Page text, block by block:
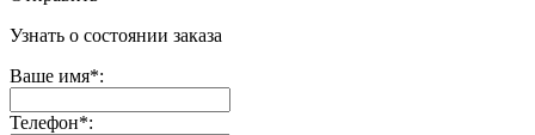
Узнать о состоянии заказа
Ваше имя*:
Телефон*: